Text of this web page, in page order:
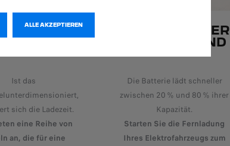
ANFÄNGLICHER
LADEZUSTAND
Ist das
sich die Ladezeit.
eine Reihe von
an, die für eine
Die Batterie lädt schneller
zwischen 20 % und 80 % ihrer
Kapazität.
Starten Sie die Fernladung
Ihres Elektrofahrzeugs zum
ALLE AKZEPTIEREN